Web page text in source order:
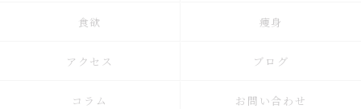
食欲 痩身
アクセス ブログ
コラム お問い合わせ